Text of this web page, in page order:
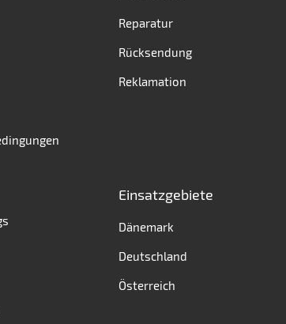
Reparatur
Rücksendung
Reklamation
Einsatzgebiete
Dänemark
Deutschland
Österreich